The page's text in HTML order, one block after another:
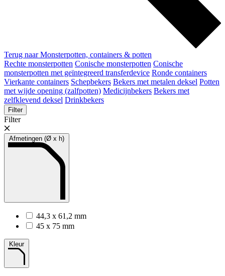
Terug naar Monsterpotten, containers & potten
Rechte monsterpotten Conische monsterpotten Conische
monsterpotten met geïntegreerd transferdevice Ronde containers
Vierkante containers Schepbekers Bekers met metalen deksel Potten
met wijde opening (zalfpotten) Medicijnbekers Bekers met
zelfklevend deksel Drinkbekers
Filter
Filter
Afmetingen (Ø x h)
44,3 x 61,2 mm
45 x 75 mm
Kleur